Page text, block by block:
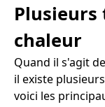
Plusieurs
chaleur
Quand il s'agit
il existe
voici les